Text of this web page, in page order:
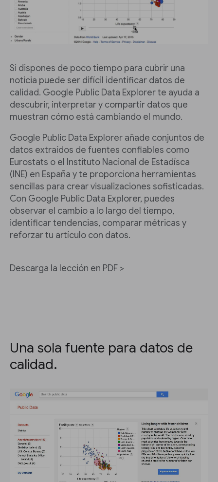
Si dispones de poco tiempo para cubrir una
noticia puede ser difícil identificar datos de
calidad. Google Public Data Explorer te ayuda a
descubrir, interpretar y compartir datos que
muestran cómo está cambiando el mundo.
Google Public Data Explorer añade conjuntos de
datos extraídos de fuentes confiables como
Eurostats o el Instituto Nacional de Estadísca
(INE) en España y te proporciona herramientas
sencillas para crear visualizaciones sofisticadas.
Con Google Public Data Explorer, puedes
observar el cambio a lo largo del tiempo,
identificar tendencias, comparar métricas y
reforzar tu artículo con datos.
Descarga la lección en PDF >
Una sola fuente para datos de
calidad.